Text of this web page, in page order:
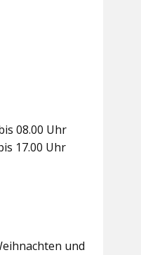
08.00 Uhr
17.00 Uhr
und